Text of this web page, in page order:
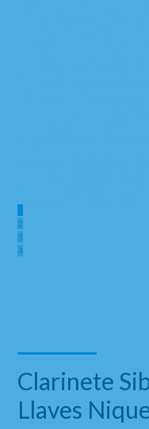
2
3
4
Clarinete
Llaves